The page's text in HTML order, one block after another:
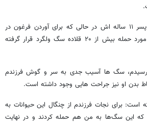
این مادر عنوان کرده است: پسر ۱۱ ساله اش در حالی که برای آوردن فرغون در
اطراف خانه شان رفته بوده مورد حمله بیش از ۲۰ قلاده سگ ولگرد قرار گرفته
رسیدم، سگ ها آسیب جدی به سر و گوش فرزندم
بدن او نیز جراحت هایی وجود داشته است.
است: برای نجات فرزندم از چنگال این حیوانات به
این سگ‌ها به من هم حمله کردند و در نهایت